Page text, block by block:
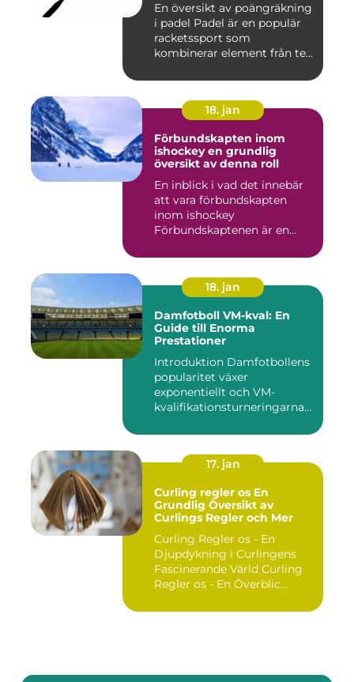
En översikt av poängräkning
i padel Padel är en populär
racketssport som
kombinerar element från te...
18. jan
Förbundskapten inom
ishockey en grundlig
översikt av denna roll
En inblick i vad det innebär
att vara förbundskapten
inom ishockey
Förbundskaptenen är en
18. jan
Damfotboll VM-kval: En
Guide till Enorma
Prestationer
Introduktion Damfotbollens
popularitet växer
exponentiellt och VM-
kvalifikationsturneringarna
17. jan
Curling regler os En
Grundlig Översikt av
Curlings Regler och Mer
Curling Regler os - En
Djupdykning i Curlingens
Fascinerande Värld Curling
Regler os - En Överblic...